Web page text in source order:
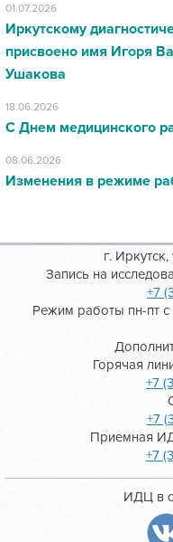
01.07.2026
Иркутскому
присвоено имя Игоря
Ушакова
18.06.2026
С Днем медицинского
08.06.2026
Изменения в режиме
г.
Запись на
+7
Режим работы пн-пт
Горячая
+7
+7
Приемная
+7
ИДЦ в